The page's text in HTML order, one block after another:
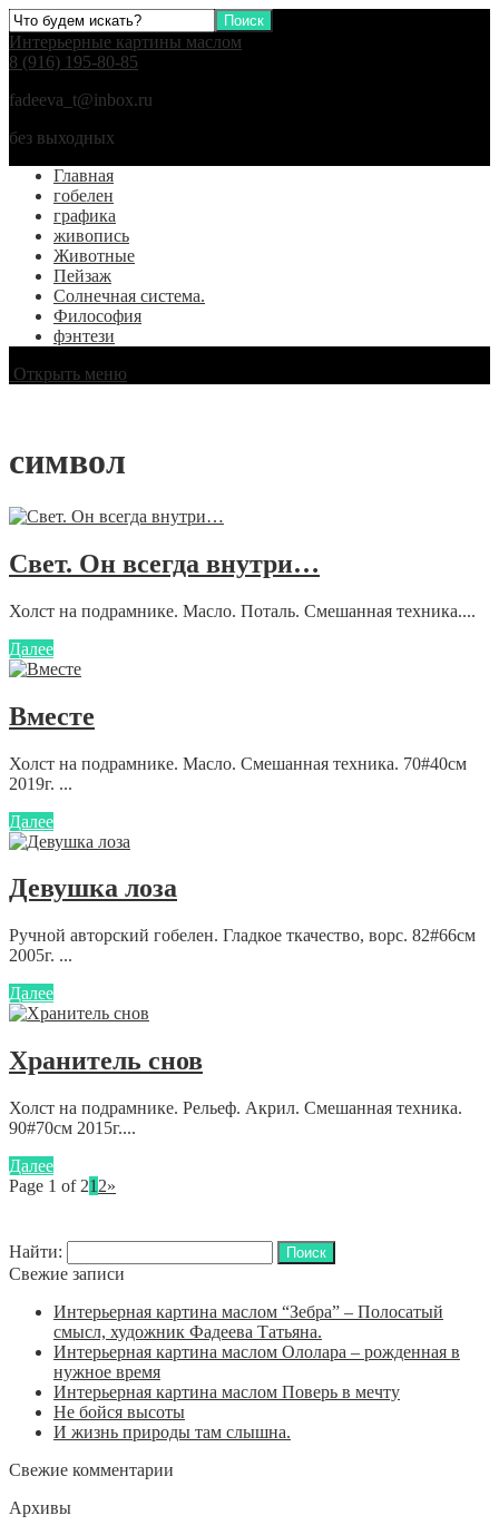
Интерьерные картины маслом
8 (916) 195-80-85
fadeeva_t@inbox.ru
без выходных
Главная
гобелен
графика
живопись
Животные
Пейзаж
Солнечная система.
Философия
фэнтези
Открыть меню
символ
Свет. Он всегда внутри…
Холст на подрамнике. Масло. Поталь. Смешанная техника....
Далее
Вместе
Холст на подрамнике. Масло. Смешанная техника. 70#40см
2019г. ...
Далее
Девушка лоза
Ручной авторский гобелен. Гладкое ткачество, ворс. 82#66см
2005г. ...
Далее
Хранитель снов
Холст на подрамнике. Рельеф. Акрил. Смешанная техника.
90#70см 2015г....
Далее
Page 1 of 21 2»
Найти:
Свежие записи
Интерьерная картина маслом “Зебра” – Полосатый
смысл, художник Фадеева Татьяна.
Интерьерная картина маслом Ололара – рожденная в
нужное время
Интерьерная картина маслом Поверь в мечту
Не бойся высоты
И жизнь природы там слышна.
Свежие комментарии
Архивы